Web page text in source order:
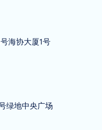
学催化作用： 1. 铁
地螯合金属离子，特
离子（Fe^3+）和铝
： 通过与这些离子
了铁酸盐相的溶解速
S-H）凝胶的快速形
的微观毛细孔。 其
并提高其密实度，最
，使混凝土结构更加
海协大厦1号
绿地中央广场